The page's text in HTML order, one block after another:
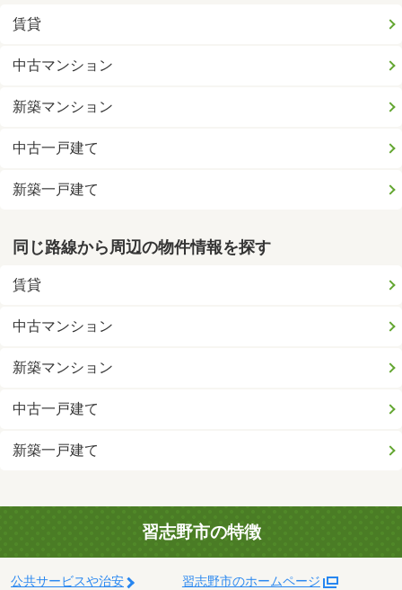
賃貸
中古マンション
新築マンション
中古一戸建て
新築一戸建て
同じ路線から周辺の物件情報を探す
賃貸
中古マンション
新築マンション
中古一戸建て
新築一戸建て
習志野市の特徴
公共サービスや治安 習志野市のホームページ